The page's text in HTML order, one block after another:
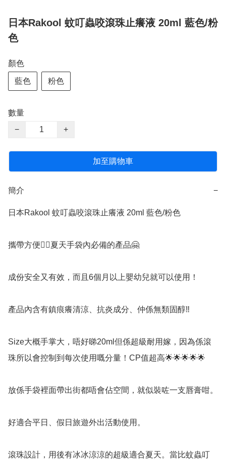
日本Rakool 蚊叮蟲咬滾珠止癢液 20ml 藍色/粉
色
顏色
藍色 粉色
數量
−
+
加至購物車
簡介 −
日本Rakool 蚊叮蟲咬滾珠止癢液 20ml 藍色/粉色
攜帶方便👍🏻夏天手袋內必備的產品🤗
成份安全又有效，而且6個月以上嬰幼兒就可以使用！
產品內含有鎮痕癢清涼、抗炎成分、仲係無類固醇‼️
Size大概手掌大，唔好睇20ml但係超級耐用嫁，因為係滾
珠所以會控制到每次使用嘅分量！CP值超高🌟🌟🌟🌟🌟
放係手袋裡面帶出街都唔會佔空間，就似裝咗一支唇膏咁。
好適合平日、假日旅遊外出活動使用。
滾珠設計，用後有冰冰涼涼的超級適合夏天。當比蚊蟲叮